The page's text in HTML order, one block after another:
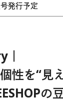
発行予定
性を“見
の